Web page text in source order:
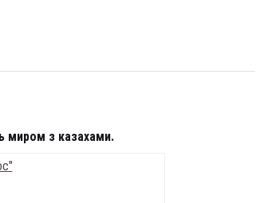
миром з казахами.